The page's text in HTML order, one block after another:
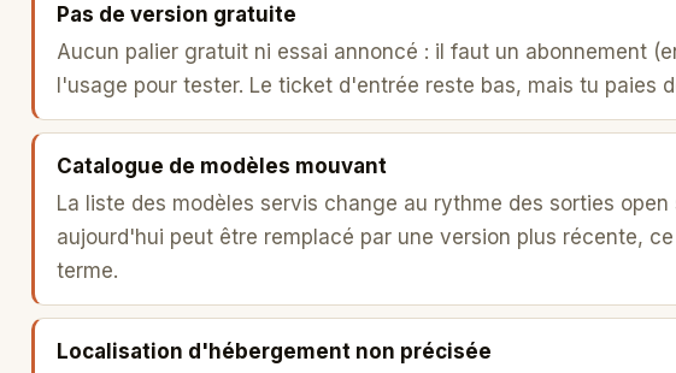
Pas de version gratuite
Aucun palier gratuit ni essai annoncé : il faut un abonnement
l'usage pour tester. Le ticket d'entrée reste bas, mais tu paies
Catalogue de modèles mouvant
La liste des modèles servis change au rythme des sorties
aujourd'hui peut être remplacé par une version plus récente,
terme.
Localisation d'hébergement non précisée